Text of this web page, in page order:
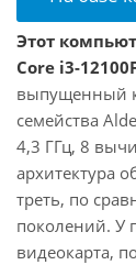
Этот
Core i3-
выпущенный
семейства
4,3 ГГц, 8
архитектура
треть, по
поколений. У
видеокарта,